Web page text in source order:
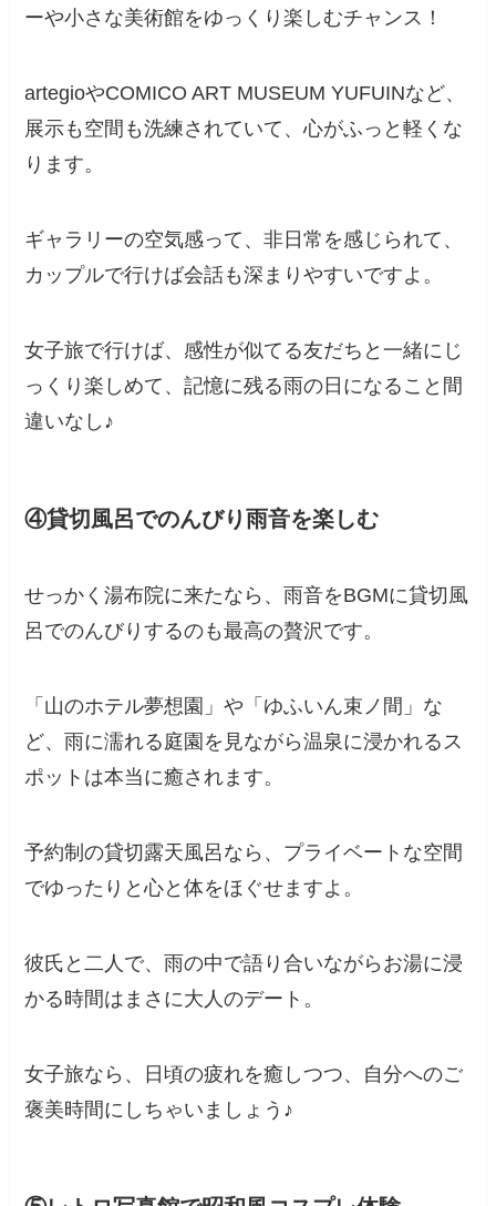
ーや小さな美術館をゆっくり楽しむチャンス！
artegioやCOMICO ART MUSEUM YUFUINなど、
展示も空間も洗練されていて、心がふっと軽くな
ります。
ギャラリーの空気感って、非日常を感じられて、
カップルで行けば会話も深まりやすいですよ。
女子旅で行けば、感性が似てる友だちと一緒にじ
っくり楽しめて、記憶に残る雨の日になること間
違いなし♪
④貸切風呂でのんびり雨音を楽しむ
せっかく湯布院に来たなら、雨音をBGMに貸切風
呂でのんびりするのも最高の贅沢です。
「山のホテル夢想園」や「ゆふいん束ノ間」な
ど、雨に濡れる庭園を見ながら温泉に浸かれるス
ポットは本当に癒されます。
予約制の貸切露天風呂なら、プライベートな空間
でゆったりと心と体をほぐせますよ。
彼氏と二人で、雨の中で語り合いながらお湯に浸
かる時間はまさに大人のデート。
女子旅なら、日頃の疲れを癒しつつ、自分へのご
褒美時間にしちゃいましょう♪